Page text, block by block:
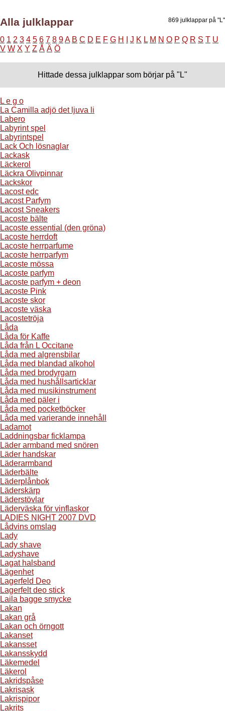
869 julklappar på "L"
Alla julklappar
0 1 2 3 4 5 6 7 8 9A B C D E F G H J K L M N O P Q R S T U
V W X Y Z Å Ä Ö
Hittade dessa julklappar som börjar på "L"
L e g o
La Camilla adjö det ljuva li
Labero
Labyrint spel
Labyrintspel
Lack Och lösnaglar
Lackask
Läckerol
Läckra Olivpinnar
Lackskor
Lacost edc
Lacost Parfym
Lacost Sneakers
Lacoste bälte
Lacoste essential (den gröna)
Lacoste herrdoft
Lacoste herrparfume
Lacoste herrparfym
Lacoste mössa
Lacoste parfym
Lacoste parfym + deon
Lacoste Pink
Lacoste skor
Lacoste väska
Lacostetröja
Låda
Låda för Kaffe
Låda från L Occitane
Låda med algrensbilar
Låda med blandad alkohol
Låda med brodyrgarn
Låda med hushållsarticklar
Låda med musikinstrument
Låda med päler i
Låda med pocketböcker
Låda med varierande innehåll
Ladamot
Laddningsbar ficklampa
Läder armband med snören
Läder handskar
Läderarmband
Läderbälte
Läderplånbok
Läderskärp
Läderstövlar
Läderväska för vinflaskor
LADIES NIGHT 2007 DVD
Lådvins omslag
Lady
Lady shave
Ladyshave
Lagat halsband
Lägenhet
Lagerfeld Deo
Lagerfelt deo stick
Laila bagge smycke
Lakan
Lakan grå
Lakan och örngott
Lakanset
Lakansset
Lakansskydd
Läkemedel
Läkerol
Lakridspåse
Lakrisask
Lakrispipor
Lakrits